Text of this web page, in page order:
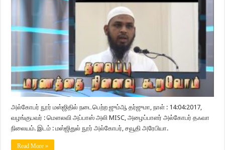
அல்கோபர் நூர் மஸ்ஜிதில் நடைபெற்ற ஜும்ஆ தர்ஜுமா, நாள் : 14:04:2017,
வழங்குபவர் : மௌலவி அப்பாஸ் அலி MISC, அழைப்பாளர் அல்கோபர் தஃவா
நிலையம். இடம் : மஸ்ஜிதுல் நூர் அல்கோபர், சவூதி அரேபியா.
Read More »